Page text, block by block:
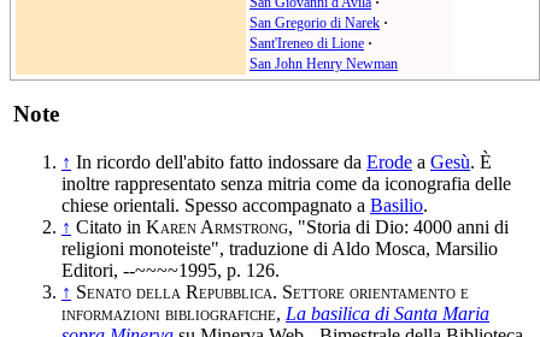
San Gregorio di Narek ·
Sant'Ireneo di Lione ·
San John Henry Newman
Note
↑ In ricordo dell'abito fatto indossare da Erode a Gesù. È
inoltre rappresentato senza mitria come da iconografia delle
chiese orientali. Spesso accompagnato a Basilio.
↑ Citato in Karen Armstrong, "Storia di Dio: 4000 anni di
religioni monoteiste", traduzione di Aldo Mosca, Marsilio
Editori, --~~~~1995, p. 126.
↑ Senato della Repubblica. Settore orientamento e
informazioni bibliografiche, La basilica di Santa Maria